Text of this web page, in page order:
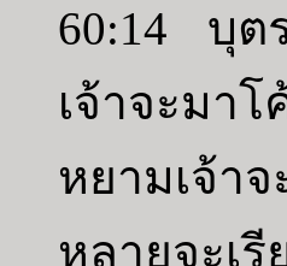
60:14 บุต
เจ้าจะมา
หยามเจ้า
หลายจะเ